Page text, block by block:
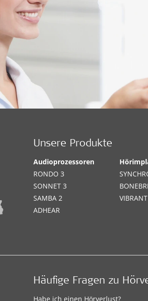
Unsere Produkte
Audioprozessoren
RONDO 3
SONNET 3
SAMBA 2
ADHEAR
Häufige Fragen zu
Habe ich einen Hörverlust?